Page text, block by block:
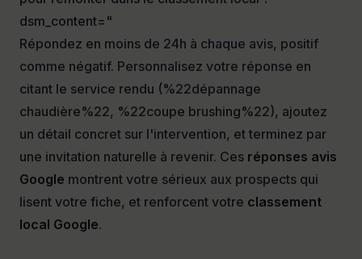
dsm_content="
Répondez en moins de 24h à chaque avis, positif
comme négatif. Personnalisez votre réponse en
citant le service rendu (%22dépannage
chaudière%22, %22coupe brushing%22), ajoutez
un détail concret sur l'intervention, et terminez par
une invitation naturelle à revenir. Ces réponses avis
Google montrent votre sérieux aux prospects qui
lisent votre fiche, et renforcent votre classement
local Google.